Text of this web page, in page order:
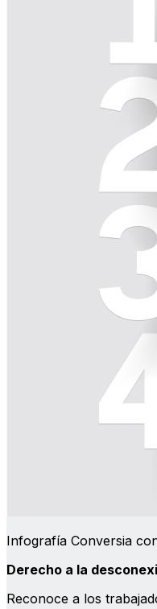
Infografía Conversia
Derecho a la
Reconoce a los